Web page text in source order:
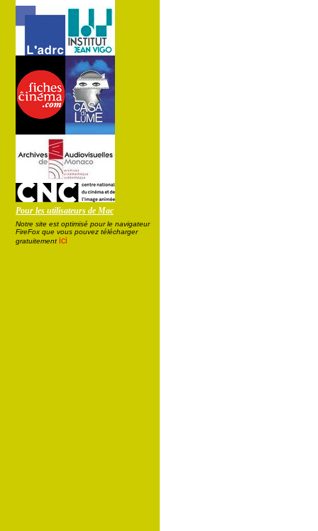
Pour les utilisateurs de Mac
Notre site est optimisé pour le navigateur
FireFox que vous pouvez télécharger
gratuitement ici